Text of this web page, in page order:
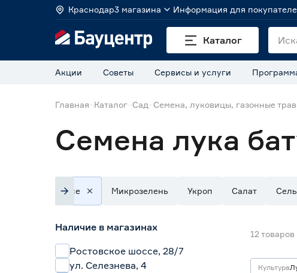
Краснодар3 магазина Информация для
Каталог
Акции Советы Сервисы и услуги
Главная Каталог Сад Семена, луковицы, газонные
Семена лука
Все Микрозелень Укроп Салат
Наличие в магазинах
Ростовское шоссе, 28/7
ул. Селезнева, 4
12 товаров
Культура